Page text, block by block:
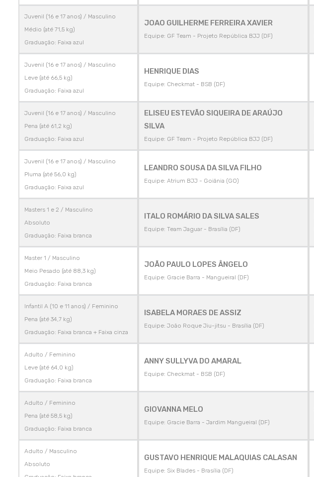
Juvenil (16 e 17 anos) / Masculino
Médio (até 71,5 kg)
Graduação: Faixa azul
JOAO GUILHERME FERREIRA XAVIER
Equipe: GF Team - Projeto República BJJ (DF)
Juvenil (16 e 17 anos) / Masculino
Leve (até 66,5 kg)
Graduação: Faixa azul
HENRIQUE DIAS
Equipe: Checkmat - BSB (DF)
Juvenil (16 e 17 anos) / Masculino
Pena (até 61,2 kg)
Graduação: Faixa azul
ELISEU ESTEVÃO SIQUEIRA DE ARAÚJO
SILVA
Equipe: GF Team - Projeto República BJJ (DF)
Juvenil (16 e 17 anos) / Masculino
Pluma (até 56,0 kg)
Graduação: Faixa azul
LEANDRO SOUSA DA SILVA FILHO
Equipe: Atrium BJJ - Goiânia (GO)
Masters 1 e 2 / Masculino
Absoluto
Graduação: Faixa branca
ITALO ROMÁRIO DA SILVA SALES
Equipe: Team Jaguar - Brasília (DF)
Master 1 / Masculino
Meio Pesado (até 88,3 kg)
Graduação: Faixa branca
JOÃO PAULO LOPES ÂNGELO
Equipe: Gracie Barra - Mangueiral (DF)
Infantil A (10 e 11 anos) / Feminino
Pena (até 34,7 kg)
Graduação: Faixa branca + Faixa cinza
ISABELA MORAES DE ASSIZ
Equipe: João Roque Jiu-jitsu - Brasília (DF)
Adulto / Feminino
Leve (até 64,0 kg)
Graduação: Faixa branca
ANNY SULLYVA DO AMARAL
Equipe: Checkmat - BSB (DF)
Adulto / Feminino
Pena (até 58,5 kg)
Graduação: Faixa branca
GIOVANNA MELO
Equipe: Gracie Barra - Jardim Mangueiral (DF)
Adulto / Masculino
Absoluto
GUSTAVO HENRIQUE MALAQUIAS CALASAN
Equipe: Six Blades - Brasília (DF)